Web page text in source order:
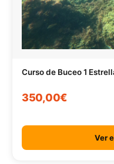
Curso de Buceo 1
350,00€
Ver